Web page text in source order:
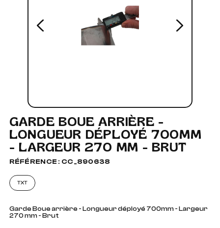
GARDE BOUE ARRIÈRE -
LONGUEUR DÉPLOYÉ 700MM
- LARGEUR 270 MM - BRUT
RÉFÉRENCE : CC_890638
TXT
Garde Boue arrière - Longueur déployé 700mm - Largeur
270 mm - Brut